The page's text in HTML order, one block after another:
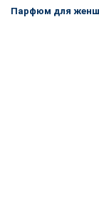
Парфюм для